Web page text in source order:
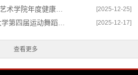
[2025-12-25]
[2025-12-17]
查看更多